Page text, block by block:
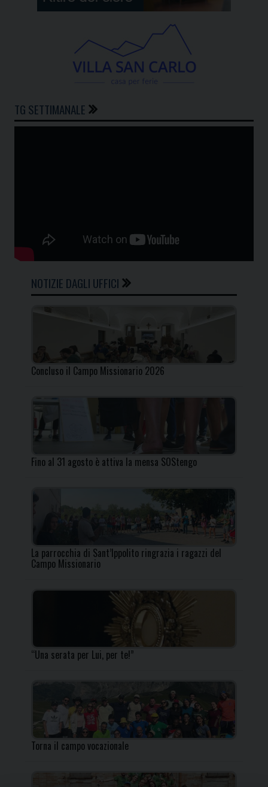
TG SETTIMANALE
NOTIZIE DAGLI UFFICI
Concluso il Campo Missionario 2026
Fino al 31 agosto è attiva la mensa SOStengo
La parrocchia di Sant’Ippolito ringrazia i ragazzi del
Campo Missionario
“Una serata per Lui, per te!”
Torna il campo vocazionale